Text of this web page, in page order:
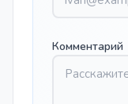
Комментарий